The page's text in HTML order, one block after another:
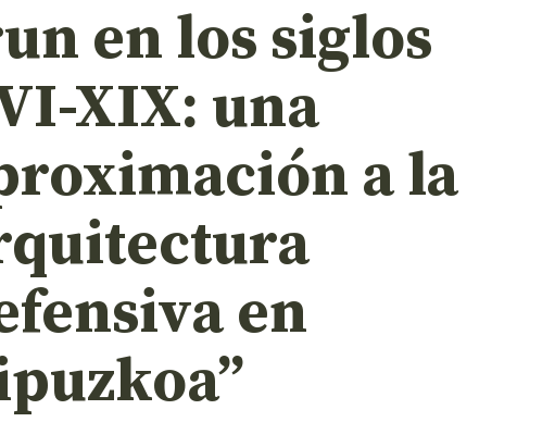
en los siglos
XIX: una
a la
en